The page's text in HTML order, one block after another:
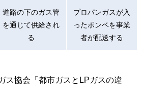
道路の下のガス管
を通じて供給され
る
プロパンガスが入
ったボンベを事業
者が配送する
ス協会「都市ガスとLPガスの違